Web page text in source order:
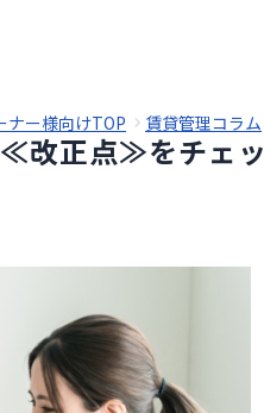
ナー様向けTOP 賃貸管理コラム
≪改正点≫をチェッ